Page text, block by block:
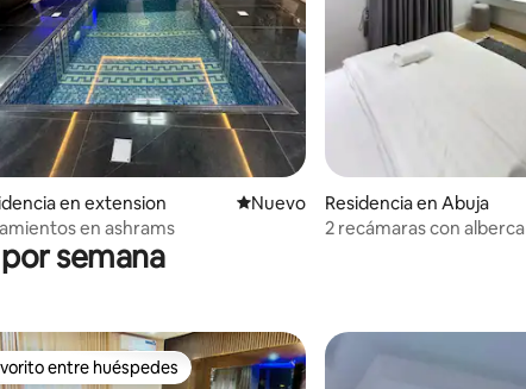
en extension Nuevo alojamiento
Nuevo
en ashrams
Residencia en Abuja
2 recámaras con alberca
semana
entre huéspedes
entre huéspedes